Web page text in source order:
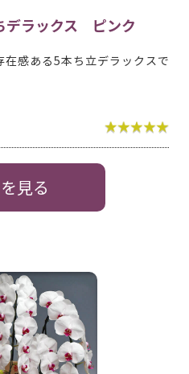
デラックス ピンク
感ある5本ち立デラックスで
見る